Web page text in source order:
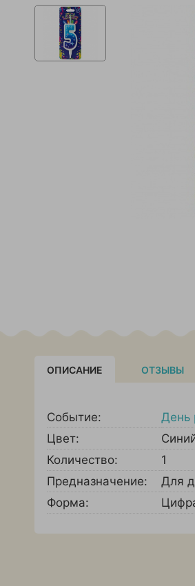
ОПИСАНИЕ ОТЗЫВЫ
Событие:
День
Цвет:
Количество:
1
Предназначение:
Для
Форма: